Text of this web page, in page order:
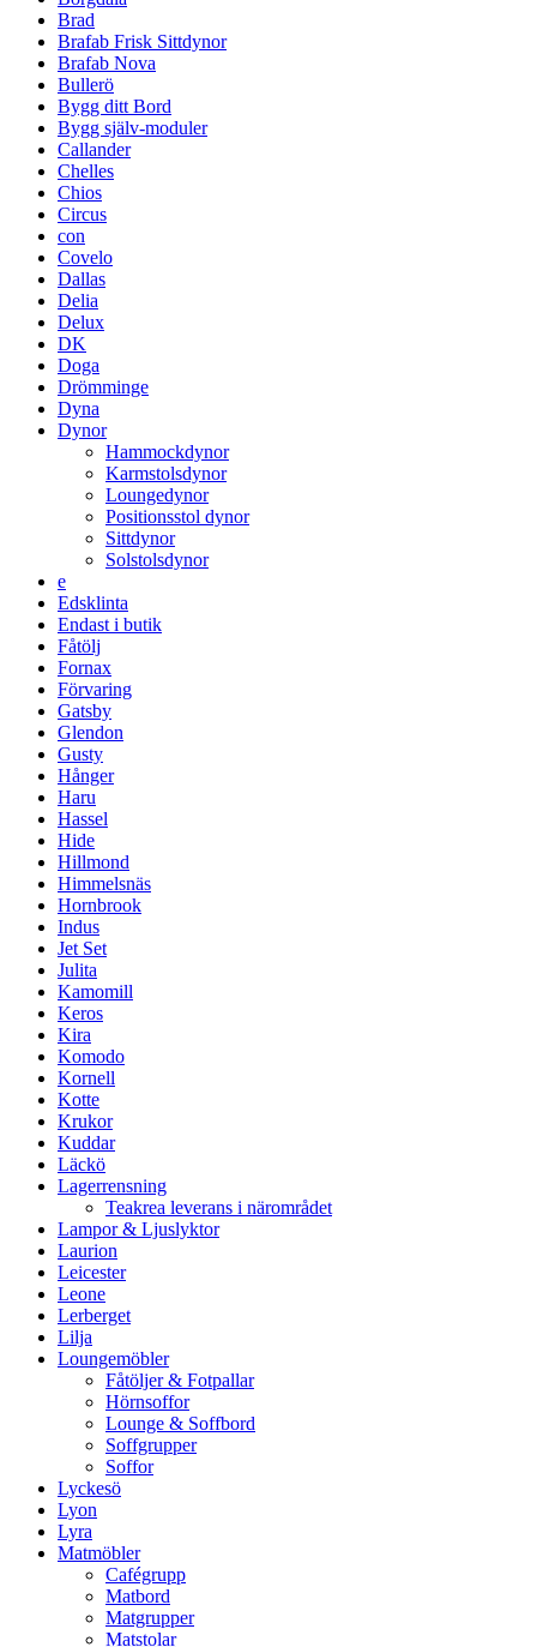
Brad
Brafab Frisk Sittdynor
Brafab Nova
Bullerö
Bygg ditt Bord
Bygg själv-moduler
Callander
Chelles
Chios
Circus
con
Covelo
Dallas
Delia
Delux
DK
Doga
Drömminge
Dyna
Dynor
Hammockdynor
Karmstolsdynor
Loungedynor
Positionsstol dynor
Sittdynor
Solstolsdynor
e
Edsklinta
Endast i butik
Fåtölj
Fornax
Förvaring
Gatsby
Glendon
Gusty
Hånger
Haru
Hassel
Hide
Hillmond
Himmelsnäs
Hornbrook
Indus
Jet Set
Julita
Kamomill
Keros
Kira
Komodo
Kornell
Kotte
Krukor
Kuddar
Läckö
Lagerrensning
Teakrea leverans i närområdet
Lampor & Ljuslyktor
Laurion
Leicester
Leone
Lerberget
Lilja
Loungemöbler
Fåtöljer & Fotpallar
Hörnsoffor
Lounge & Soffbord
Soffgrupper
Soffor
Lyckesö
Lyon
Lyra
Matmöbler
Cafégrupp
Matbord
Matgrupper
Matstolar